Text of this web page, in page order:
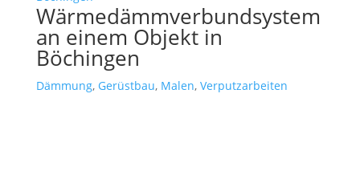
Wärmedämmverbundsystem
an einem Objekt in
Böchingen
Dämmung, Gerüstbau, Malen, Verputzarbeiten